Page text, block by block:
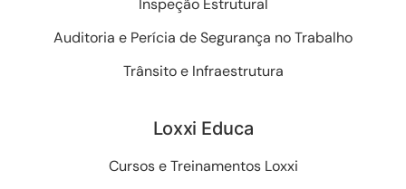
Inspeção Estrutural
Auditoria e Perícia de Segurança no Trabalho
Trânsito e Infraestrutura
Loxxi Educa
Cursos e Treinamentos Loxxi